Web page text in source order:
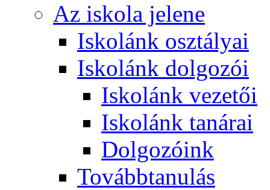
Az iskola jelene
Iskolánk osztályai
Iskolánk dolgozói
Iskolánk vezetői
Iskolánk tanárai
Dolgozóink
Továbbtanulás